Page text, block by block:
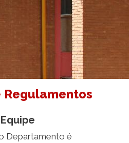
Departamento é